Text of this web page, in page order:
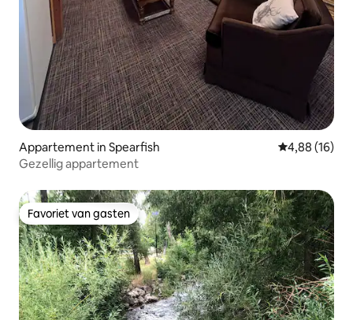
Appartement in Spearfish Gemiddelde
4,88 (16)
Gezellig appartement
Favoriet van gasten
Favoriet van gasten